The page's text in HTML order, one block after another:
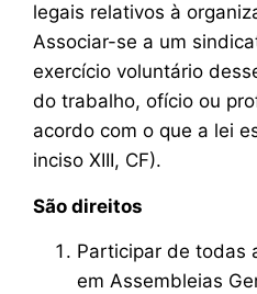
legais relativos à
Associar-se a um
exercício voluntário
do trabalho, ofício ou
acordo com o que a lei
inciso XIII, CF).
São direitos
Participar de todas
em Assembleias